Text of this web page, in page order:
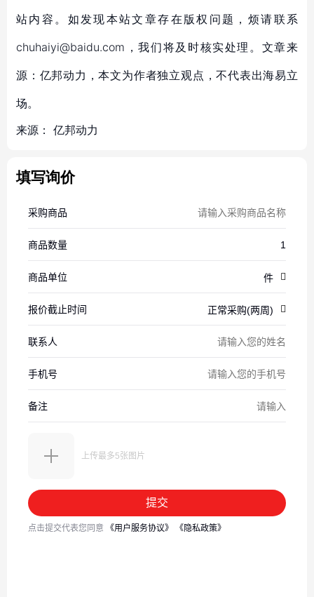
站内容。如发现本站文章存在版权问题，烦请联系
chuhaiyi@baidu.com，我们将及时核实处理。文章来
源：亿邦动力，本文为作者独立观点，不代表出海易立
场。
来源： 亿邦动力
填写询价